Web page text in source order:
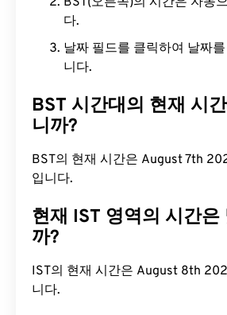
다.
날짜 필드를 클릭하여 날짜
니다.
BST 시간대의 현재 시
니까?
BST의 현재 시간은 August 7th
입니다.
현재 IST 영역의 시간은
까?
IST의 현재 시간은 August 8th
입니다.